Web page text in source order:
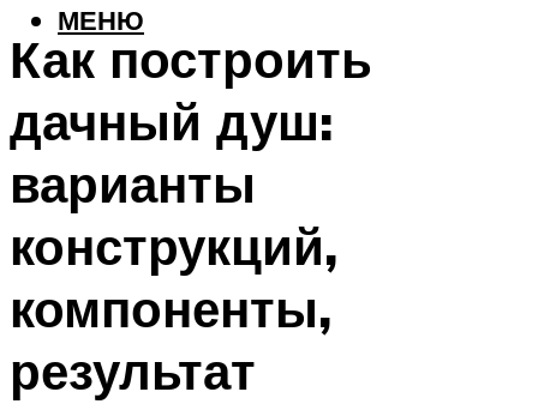
МЕНЮ
Как построить
дачный душ:
варианты
конструкций,
компоненты,
результат